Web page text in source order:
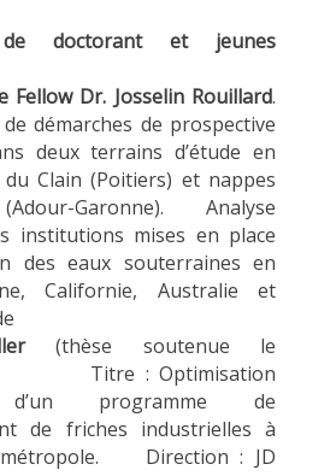
de doctorant et jeunes
Fellow Dr. Josselin Rouillard.
démarches de prospective
deux terrains d’étude en
du Clain (Poitiers) et nappes
Garonne). Analyse
institutions mises en place
des eaux souterraines en
Californie, Australie et
(thèse soutenue le
Titre : Optimisation
d’un programme de
de friches industrielles à
métropole. Direction : JD